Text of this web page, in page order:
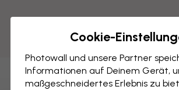
LEINWANDBILD
Cookie-
Photowall und unsere Partner
Informationen auf Deinem Gerät,
maßgeschneidertes Erlebnis zu